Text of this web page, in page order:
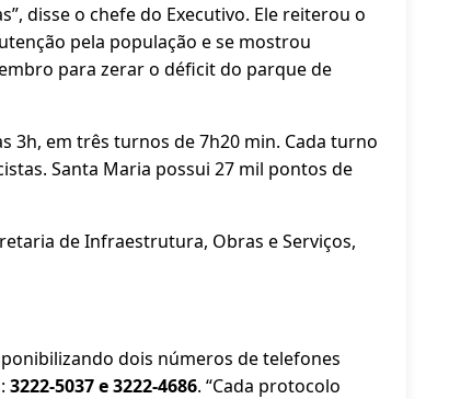
disse o chefe do Executivo. Ele reiterou o
pela população e se mostrou
para zerar o déficit do parque de
3h, em três turnos de 7h20 min. Cada turno
Santa Maria possui 27 mil pontos de
de Infraestrutura, Obras e Serviços,
dois números de telefones
3222-5037 e 3222-4686. “Cada protocolo